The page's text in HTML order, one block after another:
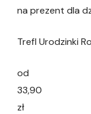
na prezent dla
Trefl Urodzinki
od
33,90
zł